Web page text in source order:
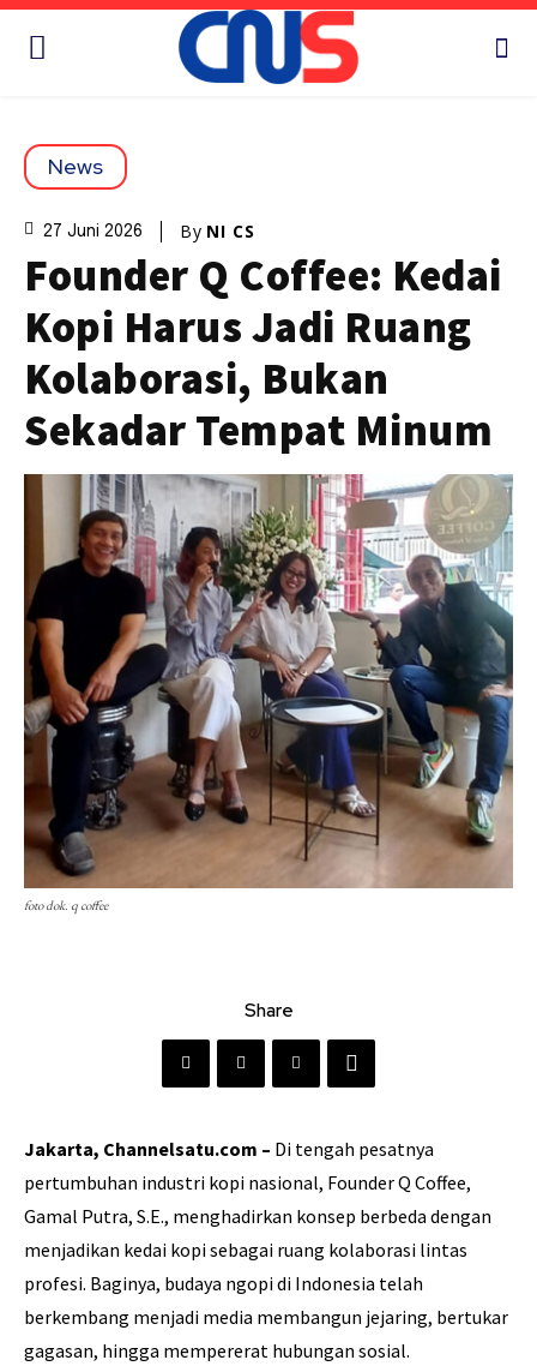
News
27 Juni 2026 By NI CS
Founder Q Coffee: Kedai
Kopi Harus Jadi Ruang
Kolaborasi, Bukan
Sekadar Tempat Minum
foto dok. q coffee
Share
Jakarta, Channelsatu.com – Di tengah pesatnya
pertumbuhan industri kopi nasional, Founder Q Coffee,
Gamal Putra, S.E., menghadirkan konsep berbeda dengan
menjadikan kedai kopi sebagai ruang kolaborasi lintas
profesi. Baginya, budaya ngopi di Indonesia telah
berkembang menjadi media membangun jejaring, bertukar
gagasan, hingga mempererat hubungan sosial.